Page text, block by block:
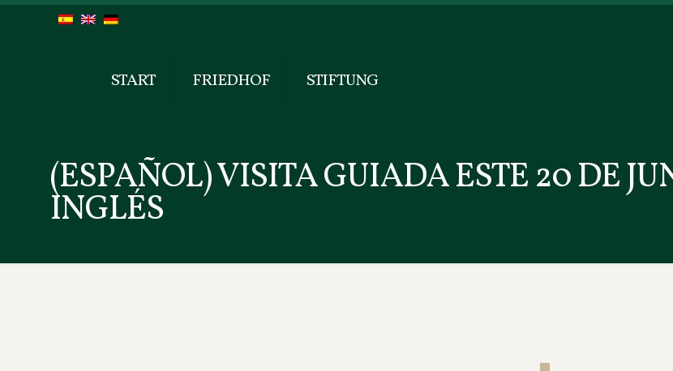
START FRIEDHOF STIFTUNG
(ESPAÑOL) VISITA GUIADA ESTE 20 DE
INGLÉS